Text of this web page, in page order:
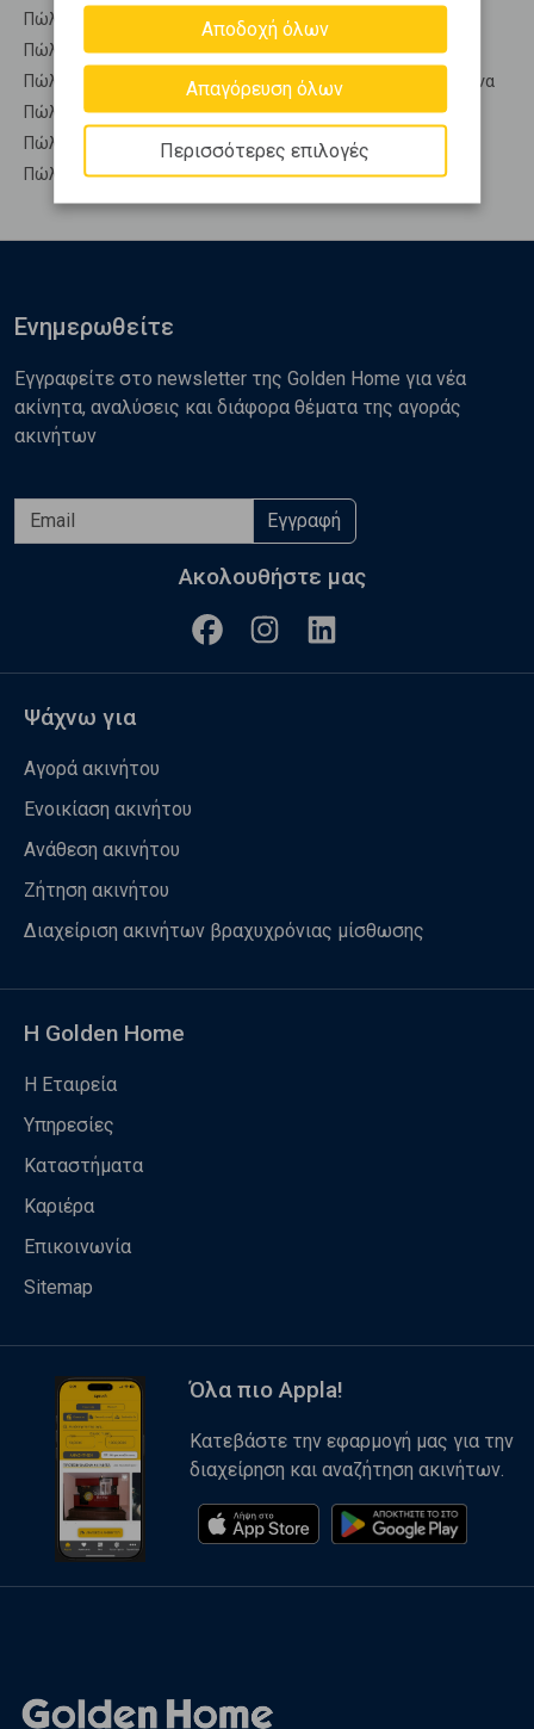
Πώληση Οροφομεζονέτες ΑΝΘΗΔΩΝΟΣ - Ανθηδόνα
Πώληση Ρετιρέ ΑΝΘΗΔΩΝΟΣ - Ανθηδόνα
Πώληση Συγκροτήματα κατοικιών ΑΝΘΗΔΩΝΟΣ - Ανθηδόνα
Πώληση Υπόγεια ΑΝΘΗΔΩΝΟΣ - Ανθηδόνα
Πώληση Υπόσκαφα ΑΝΘΗΔΩΝΟΣ - Ανθηδόνα
Πώληση Υπολ. υψουν ΑΝΘΗΔΩΝΟΣ - Ανθηδόνα
Αποδοχή όλων
Απαγόρευση όλων
Περισσότερες επιλογές
Ενημερωθείτε
Εγγραφείτε στο newsletter της Golden Home για νέα
ακίνητα, αναλύσεις και διάφορα θέματα της αγοράς
ακινήτων
Εγγραφή
Ακολουθήστε μας
Ψάχνω για
Αγορά ακινήτου
Ενοικίαση ακινήτου
Ανάθεση ακινήτου
Ζήτηση ακινήτου
Διαχείριση ακινήτων βραχυχρόνιας μίσθωσης
Η Golden Home
Η Εταιρεία
Υπηρεσίες
Καταστήματα
Καριέρα
Επικοινωνία
Sitemap
Όλα πιο Appla!
Κατεβάστε την εφαρμογή μας για την
διαχείρηση και αναζήτηση ακινήτων.